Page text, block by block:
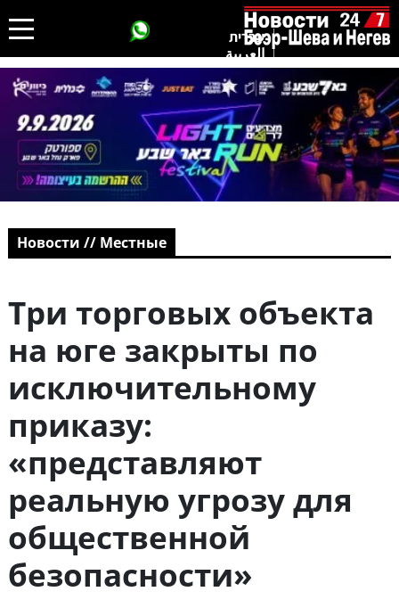
עברית
العربية
Новости // Местные
Три торговых объекта
на юге закрыты по
исключительному
приказу:
«представляют
реальную угрозу для
общественной
безопасности»